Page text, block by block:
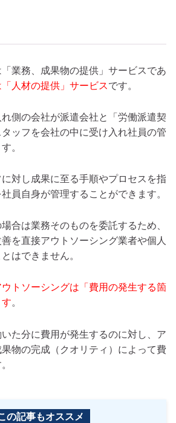
業務、成果物の提供」サービスであ
人材の提供」サービスです。
側の会社が派遣会社と「労働派遣契
ッフを会社の中に受け入れ社員の管
。
対し成果に至る手順やプロセスを指
員自身が管理することができます。
合は業務そのものを委託するため、
を直接アウトソーシング業者や個人
はできません。
トソーシングは「費用の発生する箇
。
た分に費用が発生するのに対し、ア
物の完成（クオリティ）によって費
の記事もオススメ